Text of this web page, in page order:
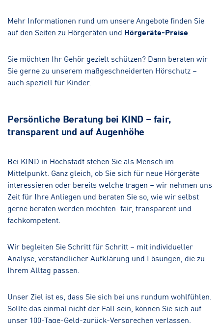
Mehr Informationen rund um unsere Angebote finden Sie
auf den Seiten zu Hörgeräten und Hörgeräte-Preise
Sie möchten Ihr Gehör gezielt schützen? Dann beraten wir
Sie gerne zu unserem maßgeschneiderten Hörschutz –
auch speziell für Kinder.
Persönliche Beratung bei KIND – fair,
transparent und auf Augenhöhe
Bei KIND in Höchstadt stehen Sie als Mensch im
Mittelpunkt. Ganz gleich, ob Sie sich für neue Hörgeräte
interessieren oder bereits welche tragen – wir nehmen uns
Zeit für Ihre Anliegen und beraten Sie so, wie wir selbst
gerne beraten werden möchten: fair, transparent und
fachkompetent.
Wir begleiten Sie Schritt für Schritt – mit individueller
Analyse, verständlicher Aufklärung und Lösungen, die zu
Ihrem Alltag passen.
Unser Ziel ist es, dass Sie sich bei uns rundum wohlfühlen.
Sollte das einmal nicht der Fall sein, können Sie sich auf
unser 100-Tage-Geld-zurück-Versprechen verlassen.